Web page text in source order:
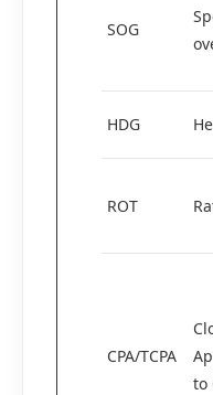
SOG
HDG
ROT
CPA/TCPA
to